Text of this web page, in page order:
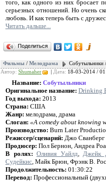
того, как одного из них бросает
серьезных отношений. Но очень
любовь. И как теперь быть с
Читать дальше...
Поделиться
Фильмы / Мелодрама
Собутыльники
Автор: Shumaher Дата: 18-03-2014 /
Название: Собутыльники
Оригинальное название: Drinking
Год выхода: 2013
Страна: США
Жанр: мелодрама, драма
Слоган: «A comedy about knowing
Производство: Burn Later
Режиссер/сценарий: Джо Сванберг
Продюсер: Пол Бернон, Андреа
В ролях: Оливия Уайлд, Джейк
Судейкис, Майк Брюн, Фрэнк В.
Продолжительность: 01:30:22
Перевод: Профессиональный